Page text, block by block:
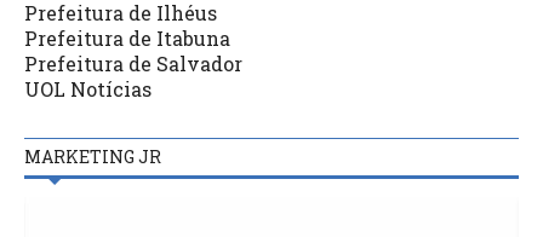
Prefeitura de Ilhéus
Prefeitura de Itabuna
Prefeitura de Salvador
UOL Notícias
MARKETING JR